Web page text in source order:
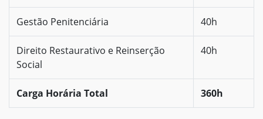
Gestão Penitenciária 40h
Direito Restaurativo e Reinserção
Social
40h
Carga Horária Total 360h